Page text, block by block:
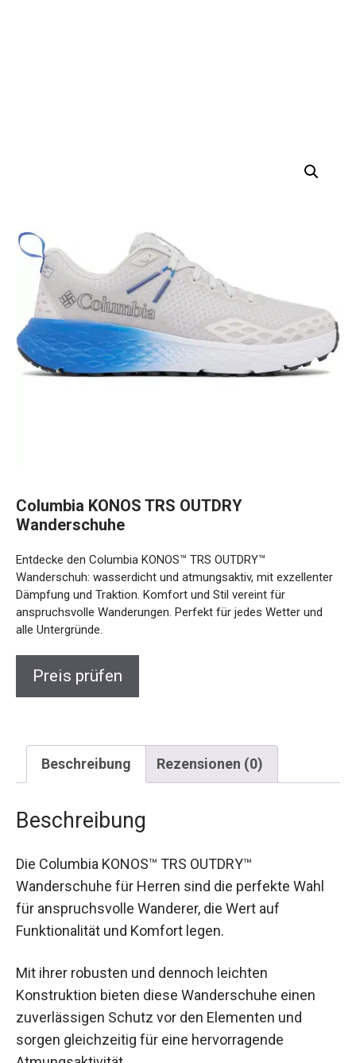
Wanderschuhe
Wanderschuh: wasserdicht und atmungsaktiv, mit
exzellenter Dämpfung und Traktion. Komfort und Stil vereint
für anspruchsvolle Wanderungen. Perfekt für jedes Wetter
und alle Untergründe.
Beschreibung Rezensionen (0)
Beschreibung
Wanderschuhe für Herren sind die perfekte Wahl
für anspruchsvolle Wanderer, die Wert auf
Funktionalität und Komfort legen.
Konstruktion bieten diese Wanderschuhe einen
zuverlässigen Schutz vor den Elementen und
sorgen gleichzeitig für eine hervorragende
Atmungsaktivität.